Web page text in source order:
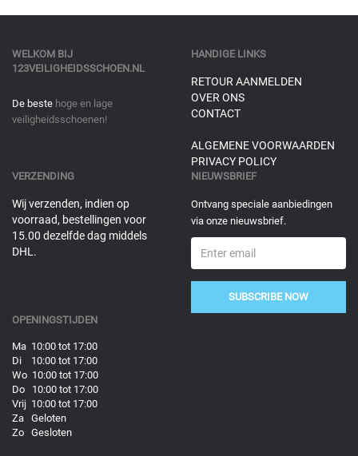
WELKOM BIJ
123VEILIGHEIDSSCHOEN.NL
De beste hoge en lage
veiligheidsschoenen!
HANDIGE LINKS
RETOUR AANMELDEN
OVER ONS
CONTACT
ALGEMENE VOORWAARDEN
PRIVACY POLICY
VERZENDING
Wij verzenden, indien op
voorraad, bestellingen voor
15.00 dezelfde dag middels
DHL.
NIEUWSBRIEF
Ontvang speciale aanbiedingen
via onze nieuwsbrief.
SUBSCRIBE NOW
OPENINGSTIJDEN
Ma 10:00 tot 17:00
Di 10:00 tot 17:00
Wo 10:00 tot 17:00
Do 10:00 tot 17:00
Vrij 10:00 tot 17:00
Za Geloten
Zo Gesloten